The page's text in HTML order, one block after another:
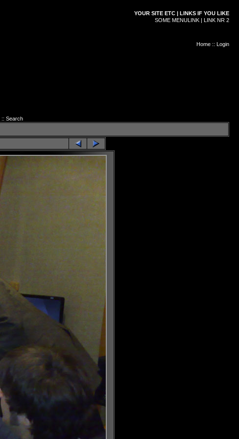
YOUR SITE ETC | LINKS IF YOU LIKE
SOME MENULINK | LINK NR 2
Home :: Login
:: Search